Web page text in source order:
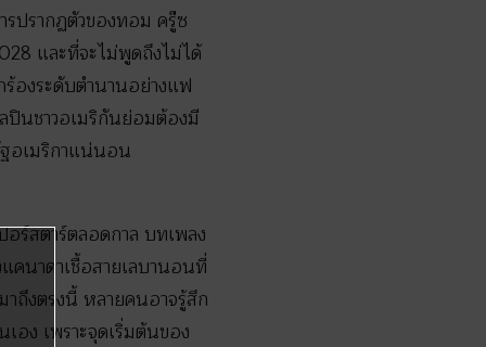
รปรากฏตัวของทอม ครู๊ซ
และที่จะไม่พูดถึงไม่ได้
องระดับตำนานอย่างแฟ
ปินชาวอเมริกันย่อมต้องมี
อเมริกาแน่นอน
ร์สตาร์ตลอดกาล บทเพลง
นาดาเชื้อสายเลบานอนที่
ถึงตรงนี้ หลายคนอาจรู้สึก
อง เพราะจุดเริ่มต้นของ